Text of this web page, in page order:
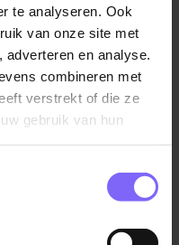
te analyseren. Ook
van onze site met
en analyse.
combineren met
verstrekt of die ze
gebruik van hun
is voor een
met datum erbij.
tijdens het
het algemeen aan:
mijn beeld dat deze
gesprek
Gebruik de